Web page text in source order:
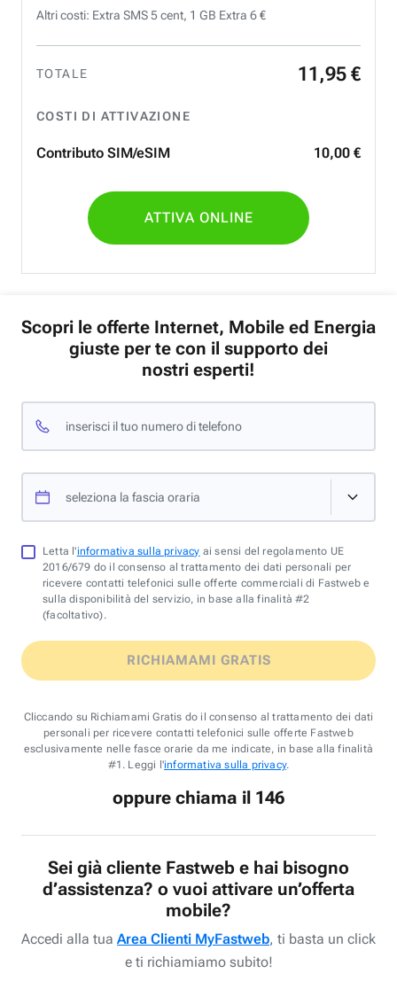
Altri costi: Extra SMS 5 cent, 1 GB Extra 6 €
TOTALE 11 ,95 €
COSTI DI ATTIVAZIONE
Contributo SIM/eSIM 10,00 €
ATTIVA ONLINE
Scopri le offerte Internet, Mobile ed Energia
giuste per te con il supporto dei
nostri esperti!
inserisci il tuo numero di telefono
seleziona la fascia oraria
Letta l'informativa sulla privacy ai sensi del regolamento UE
2016/679 do il consenso al trattamento dei dati personali per
ricevere contatti telefonici sulle offerte commerciali di Fastweb e
sulla disponibilità del servizio, in base alla finalità #2
(facoltativo).
RICHIAMAMI GRATIS
Cliccando su Richiamami Gratis do il consenso al trattamento dei dati
personali per ricevere contatti telefonici sulle offerte Fastweb
esclusivamente nelle fasce orarie da me indicate, in base alla finalità
#1. Leggi l'informativa sulla privacy.
oppure chiama il 146
Sei già cliente Fastweb e hai bisogno
d’assistenza? o vuoi attivare un’offerta
mobile?
Accedi alla tua Area Clienti MyFastweb, ti basta un click
e ti richiamiamo subito!